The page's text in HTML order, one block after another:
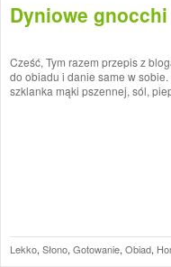
Dyniowe gnocchi
Cześć, Tym razem przepis z
do obiadu i danie same w
szklanka mąki pszennej, sól,
Lekko, Słono, Gotowanie, Obiad,